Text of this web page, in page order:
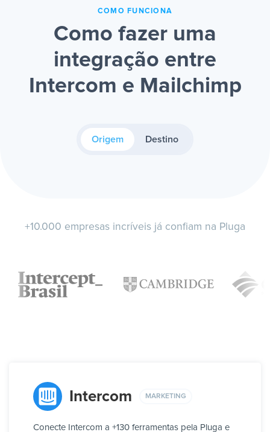
COMO FUNCIONA
Como fazer uma
integração entre
Intercom e Mailchimp
Origem Destino
+10.000 empresas incríveis já confiam na Pluga
Intercom MARKETING
Conecte Intercom a +130 ferramentas pela Pluga e